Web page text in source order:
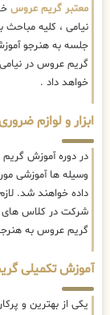
معتبر گریم عروس
جلسه به هنرجو
گریم عروس در
خواهد داد .
ابزار و لوازم
در دوره آموزش
وسیله ها آموزشی
داده خواهند شد.
شرکت در کلاس های
گریم عروس به
آموزش تکمیلی
یکی از بهترین و